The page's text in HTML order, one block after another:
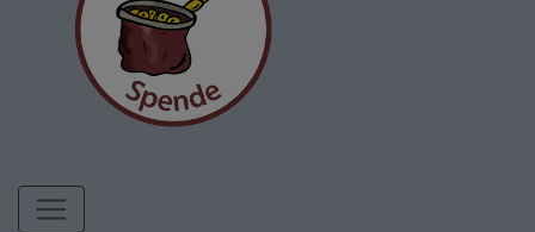
Hauptnavigation